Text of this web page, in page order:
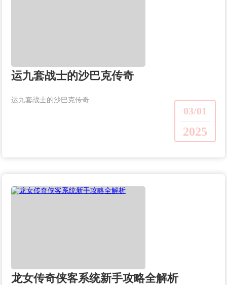
运九套战士的沙巴克传奇
03/01
2025
运九套战士的沙巴克传奇...
龙女传奇侠客系统新手攻略全解析